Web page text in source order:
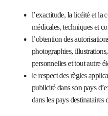
l’exactitude, la licéité et la
médicales, techniques et
l’obtention des
photographies,
personnelles et tout autre
le respect des règles
publicité dans son pays
dans les pays destinataires